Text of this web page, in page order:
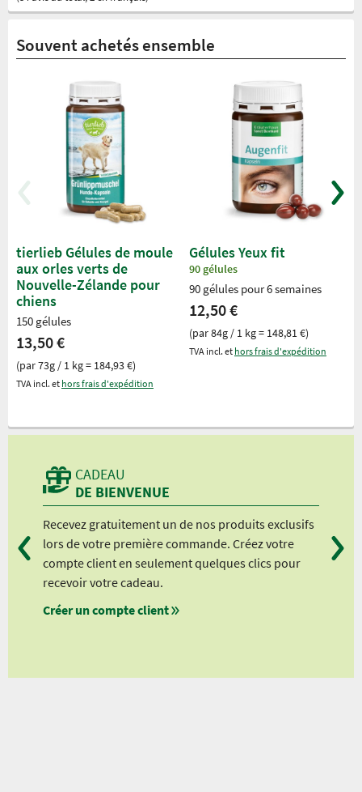
Souvent achetés ensemble
tierlieb Gélules de moule
aux orles verts de
Nouvelle-Zélande pour
chiens
150 gélules
13,50 €
(par 73g / 1 kg = 184,93 €)
TVA incl. et hors frais d'expédition
Gélules Yeux fit
90 gélules
90 gélules pour 6 semaines
12,50 €
(par 84g / 1 kg = 148,81 €)
TVA incl. et hors frais d'expédition
CADEAU
DE BIENVENUE
Recevez gratuitement un de nos produits exclusifs
lors de votre première commande. Créez votre
compte client en seulement quelques clics pour
recevoir votre cadeau.
Créer un compte client